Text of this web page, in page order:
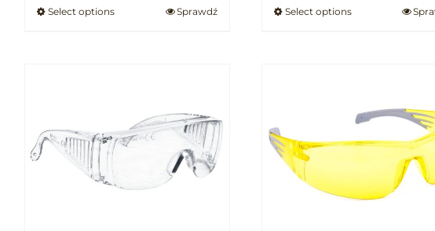
Select options Sprawdź Select options